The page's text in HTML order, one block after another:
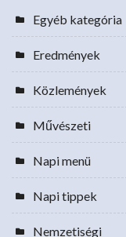
Egyéb kategória
Eredmények
Közlemények
Művészeti
Napi menü
Napi tippek
Nemzetiségi